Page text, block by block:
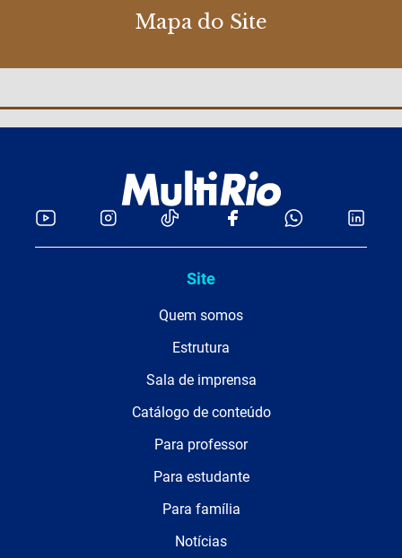
Mapa do Site
Site
Quem somos
Estrutura
Sala de imprensa
Catálogo de conteúdo
Para professor
Para estudante
Para família
Notícias